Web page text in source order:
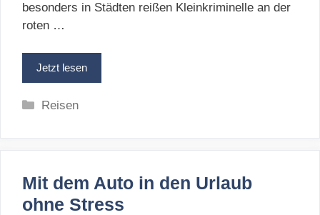
besonders in Städten reißen Kleinkriminelle an der
roten …
Jetzt lesen
Kategorien
Reisen
Mit dem Auto in den Urlaub
ohne Stress